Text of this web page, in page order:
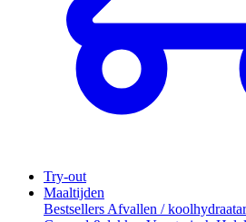
Try-out
Maaltijden
Bestsellers Afvallen /